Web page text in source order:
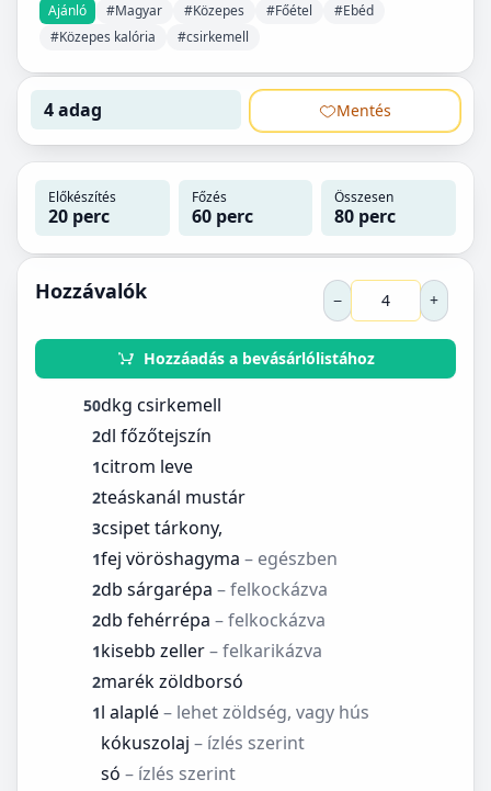
Ajánló #Magyar #Közepes #Főétel
#Ebéd
#Közepes kalória
#csirkemell
4 adag Mentés
Előkészítés
20 perc
Főzés
60 perc
Összesen
80 perc
Hozzávalók − +
Hozzáadás a bevásárlólistához
50dkg csirkemell
2dl főzőtejszín
1citrom leve
2teáskanál mustár
3csipet tárkony,
1fej vöröshagyma – egészben
2db sárgarépa – felkockázva
2db fehérrépa – felkockázva
1kisebb zeller– felkarikázva
2marék zöldborsó
1l alaplé– lehet zöldség, vagy hús
kókuszolaj – ízlés szerint
só – ízlés szerint